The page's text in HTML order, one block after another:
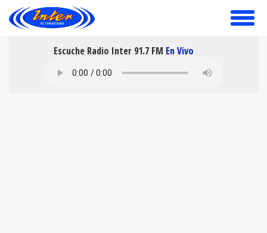
toggle
Escuche Radio Inter 91.7 FM En Vivo